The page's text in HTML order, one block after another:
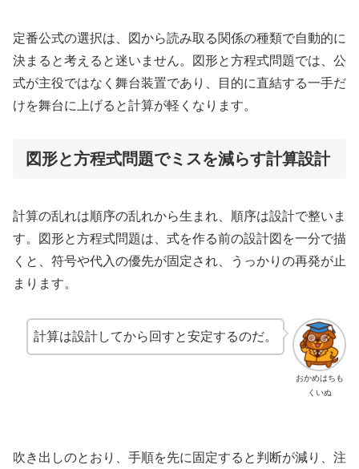
定番公式の選択は、図から読み取る関係の種類で自動的に
決まると考えると迷いません。図形と方程式問題では、公
式が主役ではなく舞台装置であり、目的に直結する一手だ
けを舞台に上げると計算が軽くなります。
図形と方程式問題でミスを減らす計算設計
計算の乱れは順序の乱れから生まれ、順序は設計で整いま
す。図形と方程式問題は、式を作る前の設計図を一分で描
くと、符号や代入の優先が固定され、うっかりの再発が止
まります。
おかめはちも
くいぬ
計算は設計してから回すと安定するのだ。
吹き出しのとおり、手順を先に固定すると判断が減り、注